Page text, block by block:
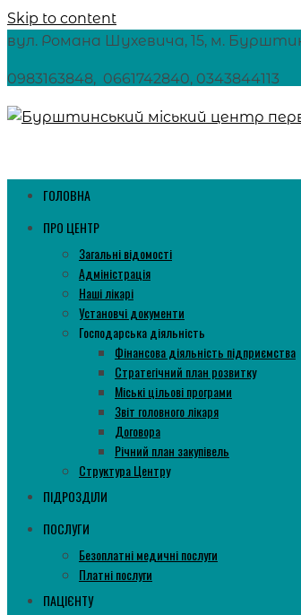
Skip to content
вул. Романа Шухевича, 15, м. Бурштин,
0983163848, 0661742840, 0343844113
ГОЛОВНА
ПРО ЦЕНТР
Загальні відомості
Адміністрація
Наші лікарі
Установчі документи
Господарська діяльність
Фінансова діяльність підприємства
Стратегічний план розвитку
Міські цільові програми
Звіт головного лікаря
Договора
Річний план закупівель
Структура Центру
ПІДРОЗДІЛИ
ПОСЛУГИ
Безоплатні медичні послуги
Платні послуги
ПАЦІЄНТУ